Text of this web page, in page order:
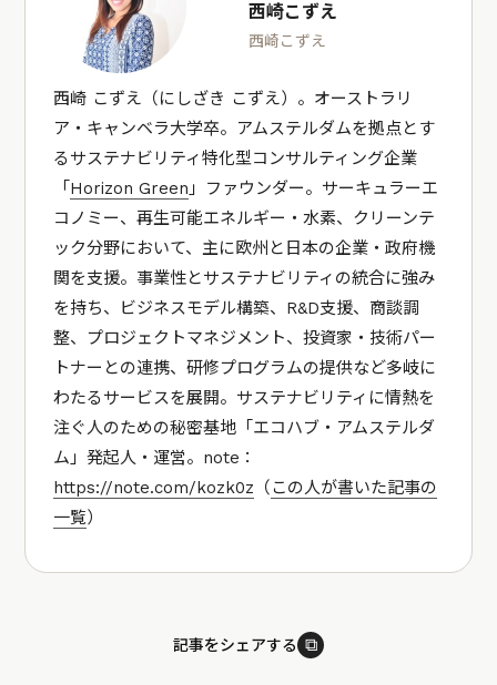
西崎こずえ
西崎こずえ
西崎 こずえ（にしざき こずえ）。オーストラリ
ア・キャンベラ大学卒。アムステルダムを拠点とす
るサステナビリティ特化型コンサルティング企業
「 Horizon Green 」ファウンダー。サーキュラーエ
コノミー、再生可能エネルギー・水素、クリーンテ
ック分野において、主に欧州と日本の企業・政府機
関を支援。事業性とサステナビリティの統合に強み
を持ち、ビジネスモデル構築、R&D支援、商談調
整、プロジェクトマネジメント、投資家・技術パー
トナーとの連携、研修プログラムの提供など多岐に
わたるサービスを展開。サステナビリティに情熱を
注ぐ人のための秘密基地「エコハブ・アムステルダ
ム」発起人・運営。note：
https://note.com/kozk0z （この人が書いた記事の
一覧）
記事をシェアする ⧉